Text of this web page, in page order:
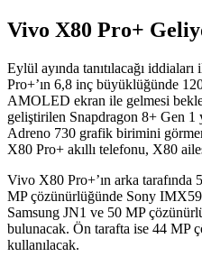
Vivo X80 Pro+
Eylül ayında tanıtılacağı
Pro+’ın 6,8 inç büyüklüğünde
AMOLED ekran ile gelmesi
geliştirilen Snapdragon 8+ Gen 1
Adreno 730 grafik birimini
X80 Pro+ akıllı telefonu, X80
Vivo X80 Pro+’ın arka tarafında
MP çözünürlüğünde Sony
Samsung JN1 ve 50 MP
bulunacak. Ön tarafta ise 44 MP
kullanılacak.